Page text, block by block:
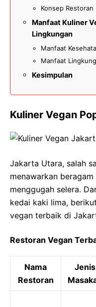
Konsep Restoran
Manfaat Kuliner
Lingkungan
Manfaat
Manfaat
Kesimpulan
Kuliner Vegan
Jakarta Utara, salah
menawarkan
menggugah selera.
kedai kaki lima,
vegan terbaik di
Restoran Vegan
Nama
Restoran
Jenis